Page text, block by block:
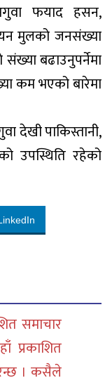
फयाद हसन,
मुलको जनसंख्या
बढाउनुपर्नेमा
कम भएको बारेमा
देखी पाकिस्तानी,
उपस्थिति रहेको
समाचार
प्रकाशित
। कसैले